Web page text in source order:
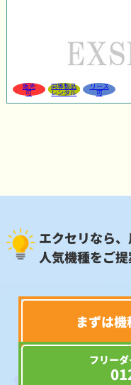
販売
可
同等製品
レンタル
リース
可
エクセリなら
人気機種をご
まずは
フリー